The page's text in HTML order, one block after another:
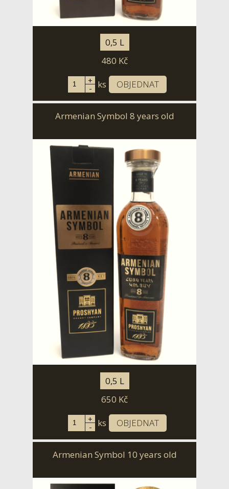
0,5 L
480 Kč
+
- ks OBJEDNAT
Armenian Symbol 8 years old
0,5 L
650 Kč
+
- ks OBJEDNAT
Armenian Symbol 10 years old